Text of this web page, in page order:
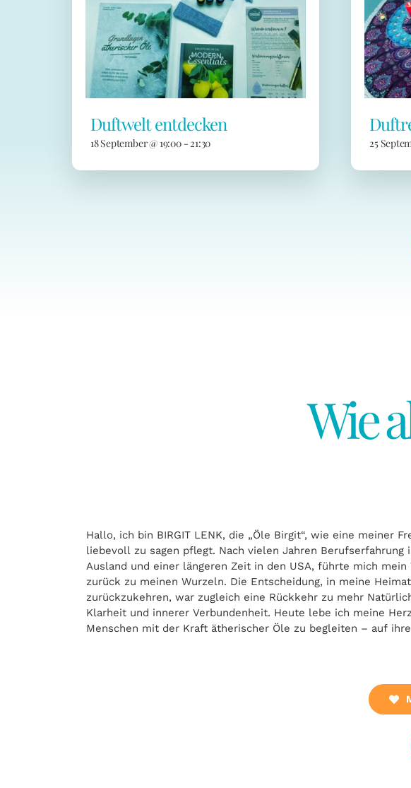
Duftwelt entdecken
18 September @ 19:00- 21:30 25
Wie
Hallo, ich bin BIRGIT LENK, die „Öle Birgit“, wie eine meiner
liebevoll zu sagen pflegt. Nach vielen Jahren Berufserfahrung
Ausland und einer längeren Zeit in den USA, führte mich mein
zurück zu meinen Wurzeln. Die Entscheidung, in meine Heimat
zurückzukehren, war zugleich eine Rückkehr zu mehr
Klarheit und innerer Verbundenheit. Heute lebe ich meine
Menschen mit der Kraft ätherischer Öle zu begleiten – auf
mehr Wohlbefinden, innerer Balance und natürlicher
zertifizierte Aromafachberaterin gebe ich mein
Achtsamkeit und Erfahrung weiter. Ergänzt durch meine
Wildkräuterführerin entsteht daraus ein ganzheitlicher Ansatz, der
Naturverbundenheit und feine Pflanzenkraft miteinander